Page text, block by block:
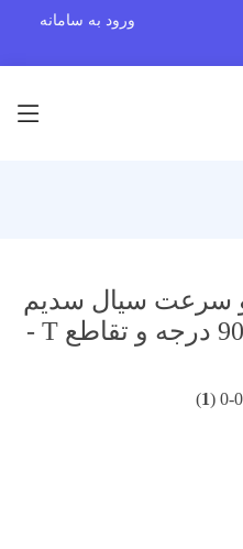
ورود به سامانه
سرعت سیال سدیم
مایع در عبور از زانوی 90 درجه و تقاطع T -
1
)